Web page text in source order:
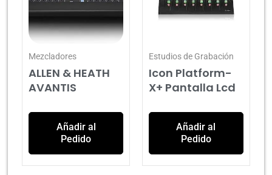
Mezcladores
ALLEN & HEATH
AVANTIS
Añadir al
Pedido
Estudios de Grabación
Icon Platform-
X+ Pantalla Lcd
Añadir al
Pedido